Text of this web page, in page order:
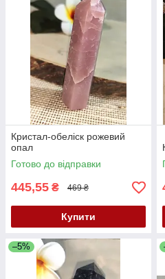
Кристал-обеліск рожевий
опал
Готово до відправки
445,55 ₴ 469 ₴
Купити
–5%